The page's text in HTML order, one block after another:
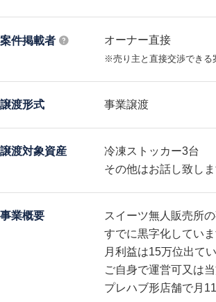
案件掲載者 オーナー直接
※売り主と直接交渉できる
譲渡形式 事業譲渡
譲渡対象資産
冷凍ストッカー3台
その他はお話し致し
事業概要
スイーツ無人販売所
すでに黒字化してい
月利益は15万位出て
ご自身で運営可又は
プレハブ形店舗で月